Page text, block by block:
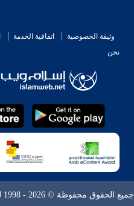
وثيقة الخصوصية اتفاقية الخدمة
نحن
جميع الحقوق محفوظة © 2026 - 1998 لشبكة إسلام ويب